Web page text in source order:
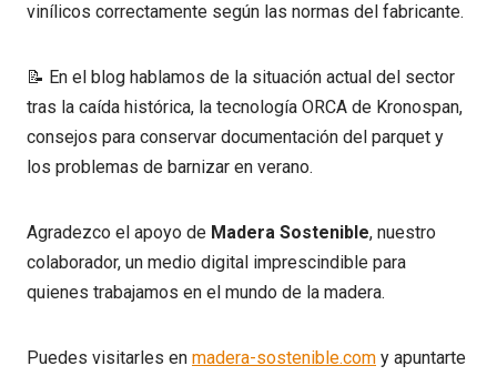
vinílicos correctamente según las normas del fabricante.
📝 En el blog hablamos de la situación actual del sector
tras la caída histórica, la tecnología ORCA de Kronospan,
consejos para conservar documentación del parquet y
los problemas de barnizar en verano.
Agradezco el apoyo de Madera Sostenible, nuestro
colaborador, un medio digital imprescindible para
quienes trabajamos en el mundo de la madera.
Puedes visitarles en madera-sostenible.com y apuntarte